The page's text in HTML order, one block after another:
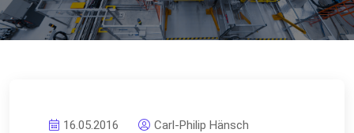
16.05.2016
Carl-Philip Hänsch